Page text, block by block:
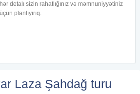
hər detalı sizin rahatlığınız və məmnuniyyətiniz
üçün planlıyırıq.
Laza Şahdağ turu